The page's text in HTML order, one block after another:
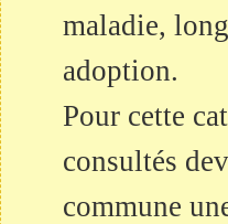
maladie,
adoption.
Pour cette
consultés
commune